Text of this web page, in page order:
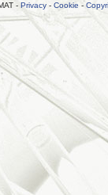
- Privacy- Cookie -